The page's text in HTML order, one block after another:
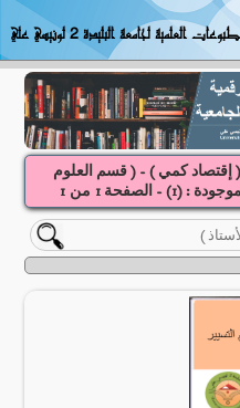
العلمية لجامعة البليدة 2 لونيسي علي
كمي ) - ( قسم العلوم
: (
1) - الصفحة 1 من 1